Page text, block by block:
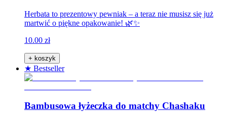
Herbata to prezentowy pewniak – a teraz nie musisz się już
martwić o piękne opakowanie! 🌿✨
10.00 zł
+ koszyk
★ Bestseller
Bambusowa łyżeczka do matchy Chashaku